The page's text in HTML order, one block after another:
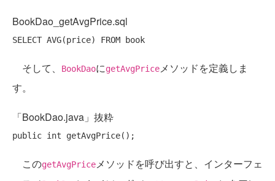
BookDao_getAvgPrice.sql
SELECT AVG(price) FROM
そして、 BookDaoにgetAvgPriceメソッドを定義しま
す。
「BookDao.java」抜粋
public int
このgetAvgPriceメソッドを呼び出すと、インターフェ